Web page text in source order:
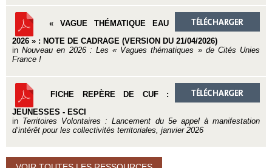
« VAGUE THÉMATIQUE EAU
2026 » : NOTE DE CADRAGE (VERSION DU 21/04/2026)
inNouveau en 2026 : Les « Vagues thématiques » de Cités Unies
France !
FICHE REPÈRE DE CUF :
JEUNESSES - ESCI
in Territoires Volontaires : Lancement du 5e appel à manifestation
d’intérêt pour les collectivités territoriales, janvier 2026